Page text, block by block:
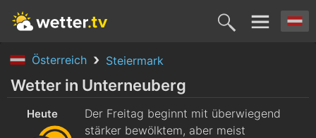
Österreich Steiermark
Heute
7. Aug.
Morgen
8. Aug.
Sonntag
9. Aug. 10. Aug. 11. Aug.
Wetter in Unterneuberg
Heute
Der Freitag beginnt mit überwiegend
stärker bewölktem, aber meist